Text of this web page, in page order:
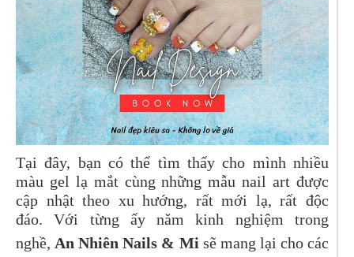
Tại đây, bạn có thể tìm thấy cho mình nhiều
màu gel lạ mắt cùng những mẫu nail art được
cập nhật theo xu hướng, rất mới lạ, rất độc
đáo. Với từng ấy năm kinh nghiệm trong
nghề,An Nhiên Nails & Misẽ mang lại cho các